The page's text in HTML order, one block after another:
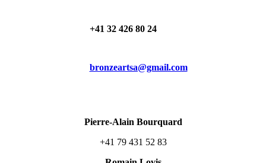
+41 32 426 80 24
bronzeartsa@gmail.com
Pierre-Alain Bourquard
+41 79 431 52 83